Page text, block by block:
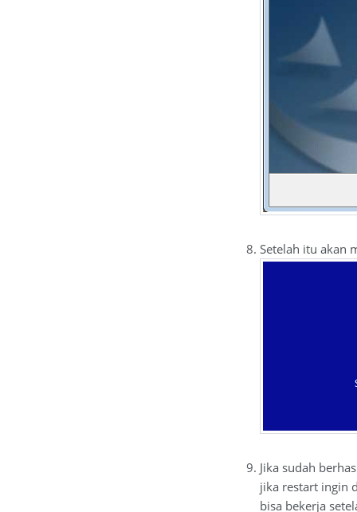
Setelah itu akan
Jika sudah
jika restart ingin
bisa bekerja